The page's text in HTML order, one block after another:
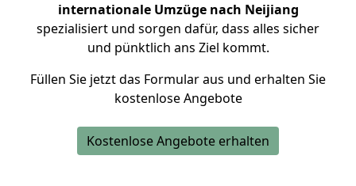
internationale Umzüge nach Neijiang
spezialisiert und sorgen dafür, dass alles sicher
und pünktlich ans Ziel kommt.
Füllen Sie jetzt das Formular aus und erhalten Sie
kostenlose Angebote
Kostenlose Angebote erhalten